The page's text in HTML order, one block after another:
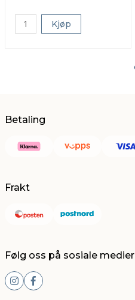
Kjøp
Betaling
Frakt
Følg oss på sosiale medier